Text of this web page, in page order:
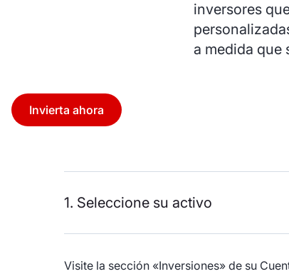
inversores
a medida que
Invierta ahora
1. Seleccione su activo
Visite la sección «Inversiones» de su